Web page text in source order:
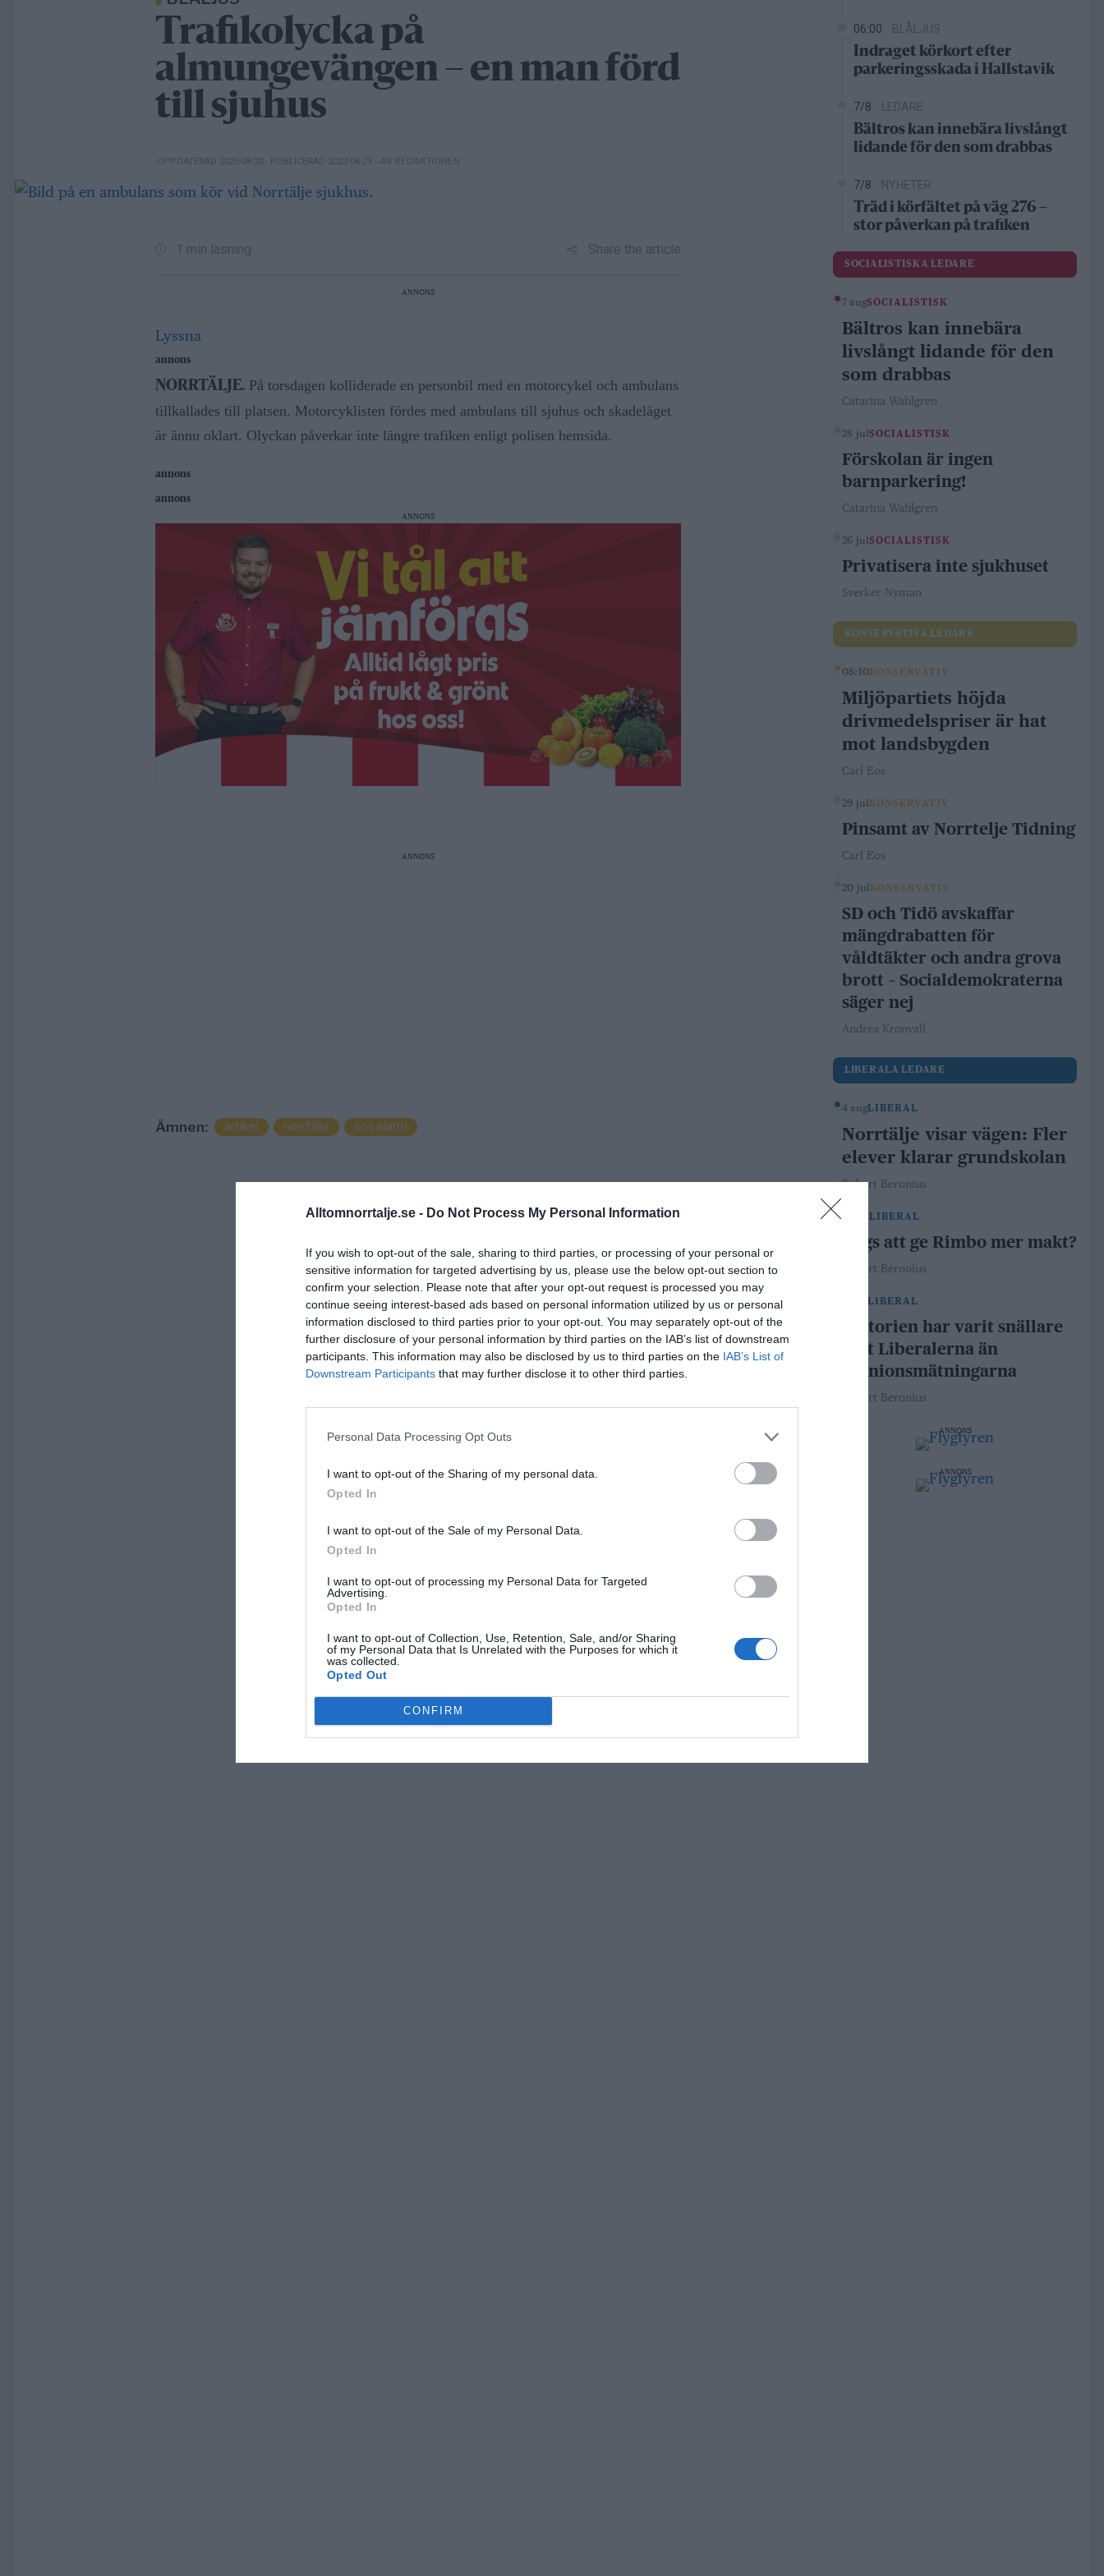
Alltomnorrtalje.se - Do Not Process My Personal Information
If you wish to opt-out of the sale, sharing to third parties, or processing of your personal or
sensitive information for targeted advertising by us, please use the below opt-out section to
confirm your selection. Please note that after your opt-out request is processed you may
continue seeing interest-based ads based on personal information utilized by us or personal
information disclosed to third parties prior to your opt-out. You may separately opt-out of the
further disclosure of your personal information by third parties on the IAB’s list of downstream
participants. This information may also be disclosed by us to third parties on the IAB’s List of
Downstream Participants that may further disclose it to other third parties.
Personal Data Processing Opt Outs
I want to opt-out of the Sharing of my personal data.
Opted In
I want to opt-out of the Sale of my Personal Data.
Opted In
I want to opt-out of processing my Personal Data for Targeted
Advertising.
Opted In
I want to opt-out of Collection, Use, Retention, Sale, and/or Sharing
of my Personal Data that Is Unrelated with the Purposes for which it
was collected.
Opted Out
CONFIRM
Trafikolycka på
almungevängen – en man förd
till sjuhus
UPPDATERAD 2025-08-20, PUBLICERAD 2022-06-23 – AV REDAKTIONEN
1 min läsning Share the article
ANNONS
Lyssna
annons
NORRTÄLJE.På torsdagen kolliderade en personbil med en motorcykel och ambulans
tillkallades till platsen. Motorcyklisten fördes med ambulans till sjuhus och skadeläget
är ännu oklart. Olyckan påverkar inte längre trafiken enligt polisen hemsida.
annons
annons
ANNONS
ANNONS
Ämnen: artikel norrtälje sos alarm
06:00 BLÅLJUS
Indraget körkort efter
parkeringsskada i Hallstavik
7/8 LEDARE
Bältros kan innebära livslångt
lidande för den som drabbas
7/8 NYHETER
Träd i körfältet på väg 276 –
stor påverkan på trafiken
SOCIALISTISKA LEDARE
7 augSOCIALISTISK
Bältros kan innebära
livslångt lidande för den
som drabbas
Catarina Wahlgren
28 julSOCIALISTISK
Förskolan är ingen
barnparkering!
Catarina Wahlgren
26 julSOCIALISTISK
Privatisera inte sjukhuset
Sverker Nyman
KONSERVATIVA LEDARE
08:10 KONSERVATIV
Miljöpartiets höjda
drivmedelspriser är hat
mot landsbygden
Carl Eos
29 jul KONSERVATIV
Pinsamt av Norrtelje Tidning
Carl Eos
20 jul KONSERVATIV
SD och Tidö avskaffar
mängdrabatten för
våldtäkter och andra grova
brott – Socialdemokraterna
säger nej
Andrea Kronvall
LIBERALA LEDARE
4 augLIBERAL
Norrtälje visar vägen: Fler
elever klarar grundskolan
Robert Beronius
29 julLIBERAL
Dags att ge Rimbo mer makt?
Robert Beronius
LIBERAL
Historien har varit snällare
mot Liberalerna än
opinionsmätningarna
Robert Beronius
ANNONS
ANNONS